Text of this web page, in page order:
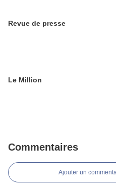
Revue de presse
Le Million
Commentaires
Ajouter un